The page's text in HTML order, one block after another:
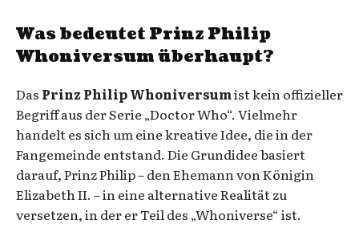
Was bedeutet Prinz Philip
Whoniversum überhaupt?
Das Prinz Philip Whoniversumist kein offizieller
Begriff aus der Serie „Doctor Who“. Vielmehr
handelt es sich um eine kreative Idee, die in der
Fangemeinde entstand. Die Grundidee basiert
darauf, Prinz Philip – den Ehemann von Königin
Elizabeth II. – in eine alternative Realität zu
versetzen, in der er Teil des „Whoniverse“ ist.